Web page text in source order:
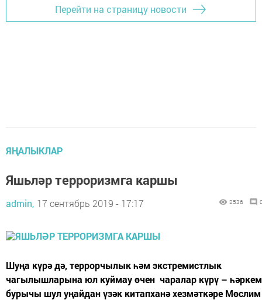
Перейти на страницу новости
ЯҢАЛЫКЛАР
Яшьләр терроризмга каршы
admin, 17 сентябрь 2019 - 17:17 2536
Шуңа күрә дә, террорчылык һәм экстремистлык
чагылышларына юл куймау өчен чаралар күрү –
бурычы шул уңайдан үзәк китапханә хезмәткәре Мөслим